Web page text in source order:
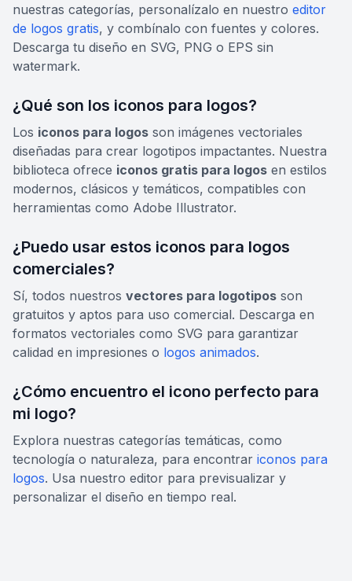
nuestras categorías, personalízalo en nuestro editor
de logos gratis, y combínalo con fuentes y colores.
Descarga tu diseño en SVG, PNG o EPS sin
watermark.
¿Qué son los iconos para logos?
Los iconos para logos son imágenes vectoriales
diseñadas para crear logotipos impactantes. Nuestra
biblioteca ofrece iconos gratis para logos en estilos
modernos, clásicos y temáticos, compatibles con
herramientas como Adobe Illustrator.
¿Puedo usar estos iconos para logos
comerciales?
Sí, todos nuestros vectores para logotipos son
gratuitos y aptos para uso comercial. Descarga en
formatos vectoriales como SVG para garantizar
calidad en impresiones o logos animados.
¿Cómo encuentro el icono perfecto para
mi logo?
Explora nuestras categorías temáticas, como
tecnología o naturaleza, para encontrar iconos para
logos. Usa nuestro editor para previsualizar y
personalizar el diseño en tiempo real.